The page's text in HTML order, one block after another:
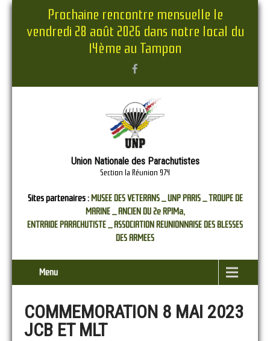
Prochaine rencontre mensuelle le
vendredi 28 août 2026 dans notre local du
14ème au Tampon
Union Nationale des Parachutistes
Section la Réunion 974
Sites partenaires :MUSEE DES VETERANS _UNP PARIS _TROUPE DE
MARINE _ANCIEN DU 2e RPIMa,
ENTRAIDE PARACHUTISTE _ASSOCIATION REUNIONNAISE DES BLESSES
DES ARMEES
Menu
COMMEMORATION 8 MAI 2023
JCB ET MLT